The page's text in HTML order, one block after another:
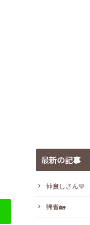
最新の記事
仲良しさん💛
帰省🏡